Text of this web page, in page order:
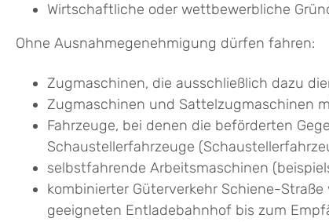
Wirtschaftliche oder wettbewerbliche
Ohne Ausnahmegenehmigung dürfen fahren:
Zugmaschinen, die ausschließlich dazu
Zugmaschinen und Sattelzugmaschinen
Fahrzeuge, bei denen die beförderten
Schaustellerfahrzeuge
selbstfahrende Arbeitsmaschinen
kombinierter Güterverkehr Schiene-
geeigneten Entladebahnhof bis zum